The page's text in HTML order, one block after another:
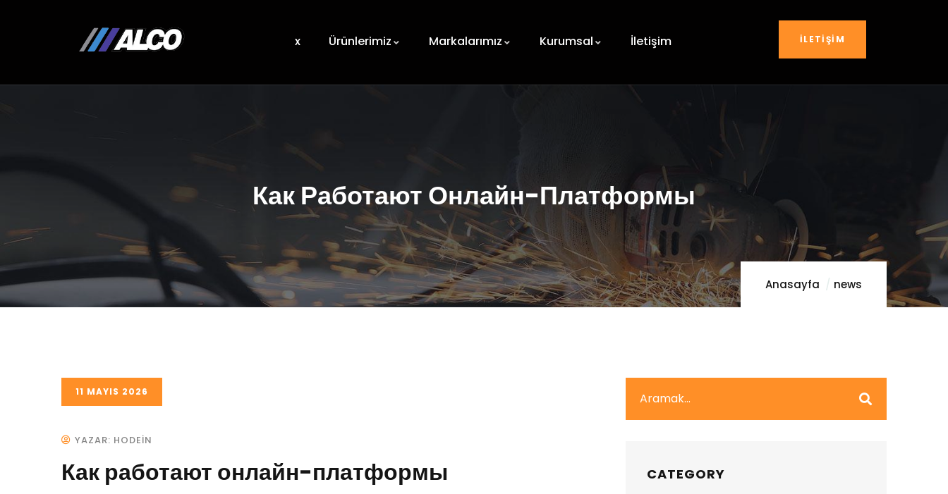
x Ürünlerimiz Markalarımız Kurumsal İletişim İLETIŞIM
Как Работают Онлайн-Платформы
Anasayfa news
11 MAYIS 2026
YAZAR: HODEIN
Как работают онлайн-платформы
CATEGORY